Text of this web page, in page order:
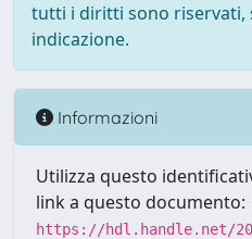
tutti i diritti sono riservati,
indicazione.
Informazioni
Utilizza questo
link a questo documento:
https://hdl.handle.net/